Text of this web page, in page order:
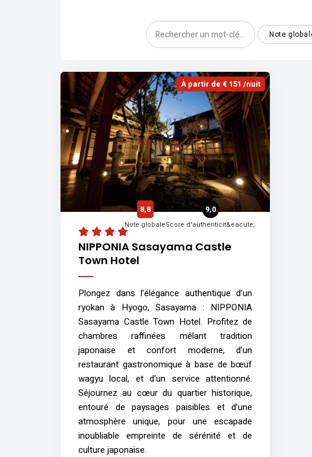
À partir de € 151 /nuit
NIPPONIA Sasayama Castle
Town Hotel
8,8
Note globale
9,0
Score d'authenticit&eacute;
Plongez dans l’élégance authentique d’un
ryokan à Hyogo, Sasayama : NIPPONIA
Sasayama Castle Town Hotel. Profitez de
chambres raffinées mêlant tradition
japonaise et confort moderne, d’un
restaurant gastronomique à base de bœuf
wagyu local, et d’un service attentionné.
Séjournez au cœur du quartier historique,
entouré de paysages paisibles et d’une
atmosphère unique, pour une escapade
inoubliable empreinte de sérénité et de
culture japonaise.